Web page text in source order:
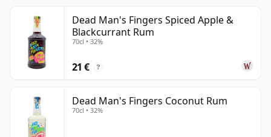
Dead Man's Fingers Spiced Apple &
Blackcurrant Rum
70cl • 32%
21 € ?
Dead Man's Fingers Coconut Rum
70cl • 32%